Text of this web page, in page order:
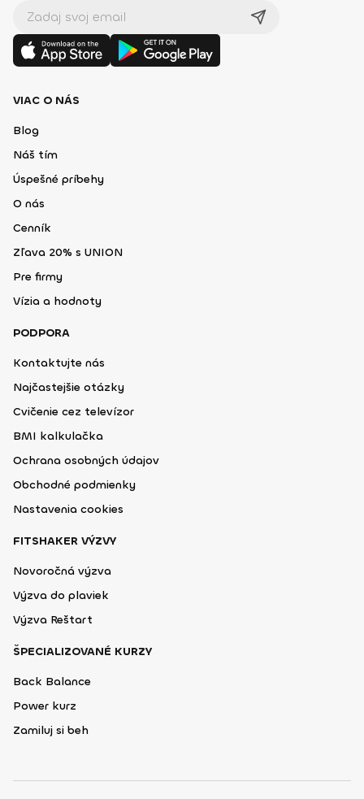
VIAC O NÁS
Blog
Náš tím
Úspešné príbehy
O nás
Cenník
Zľava 20% s UNION
Pre firmy
Vízia a hodnoty
PODPORA
Kontaktujte nás
Najčastejšie otázky
Cvičenie cez televízor
BMI kalkulačka
Ochrana osobných údajov
Obchodné podmienky
Nastavenia cookies
FITSHAKER VÝZVY
Novoročná výzva
Výzva do plaviek
Výzva Reštart
ŠPECIALIZOVANÉ KURZY
Back Balance
Power kurz
Zamiluj si beh